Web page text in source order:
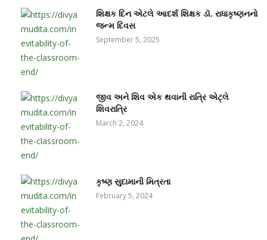
શિક્ષક દિન એટલે આદર્શ શિક્ષક ડૉ. રાધાકૃષ્ણનનો
જન્મ દિવસ
September 5, 2025
જીવ અને શિવ એક થવાની રાત્રિ એટ્લે
શિવરાત્રિ
March 2, 2024
કૃષ્ણ સુદામાની મિત્રતા
February 5, 2024